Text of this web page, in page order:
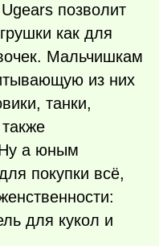
Ugears позволит
как для
Мальчишкам
из них
танки,
а юным
покупки всё,
для кукол и